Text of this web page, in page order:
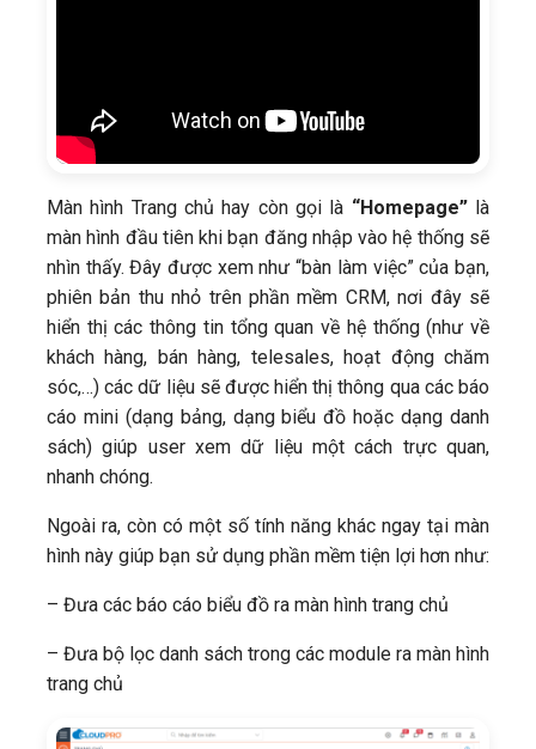
Màn hình Trang chủ hay còn gọi là “Homepage”là
màn hình đầu tiên khi bạn đăng nhập vào hệ thống sẽ
nhìn thấy. Đây được xem như “bàn làm việc” của bạn,
phiên bản thu nhỏ trên phần mềm CRM, nơi đây sẽ
hiển thị các thông tin tổng quan về hệ thống (như về
khách hàng, bán hàng, telesales, hoạt động chăm
sóc,…) các dữ liệu sẽ được hiển thị thông qua các báo
cáo mini (dạng bảng, dạng biểu đồ hoặc dạng danh
sách) giúp user xem dữ liệu một cách trực quan,
nhanh chóng.
Ngoài ra, còn có một số tính năng khác ngay tại màn
hình này giúp bạn sử dụng phần mềm tiện lợi hơn như:
– Đưa các báo cáo biểu đồ ra màn hình trang chủ
– Đưa bộ lọc danh sách trong các module ra màn hình
trang chủ